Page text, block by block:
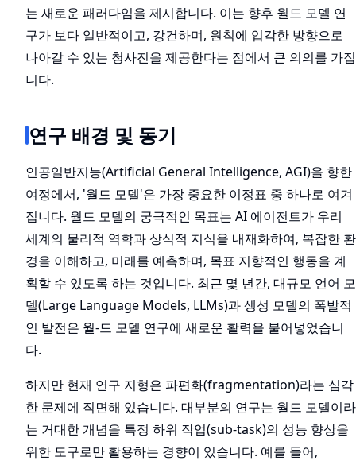
는 새로운 패러다임을 제시합니다. 이는 향후 월드 모델 연
구가 보다 일반적이고, 강건하며, 원칙에 입각한 방향으로
나아갈 수 있는 청사진을 제공한다는 점에서 큰 의의를 가집
니다.
연구 배경 및 동기
인공일반지능(Artificial General Intelligence, AGI)을 향한
여정에서, '월드 모델'은 가장 중요한 이정표 중 하나로 여겨
집니다. 월드 모델의 궁극적인 목표는 AI 에이전트가 우리
세계의 물리적 역학과 상식적 지식을 내재화하여, 복잡한 환
경을 이해하고, 미래를 예측하며, 목표 지향적인 행동을 계
획할 수 있도록 하는 것입니다. 최근 몇 년간, 대규모 언어 모
델(Large Language Models, LLMs)과 생성 모델의 폭발적
인 발전은 월-드 모델 연구에 새로운 활력을 불어넣었습니
다.
하지만 현재 연구 지형은 파편화(fragmentation)라는 심각
한 문제에 직면해 있습니다. 대부분의 연구는 월드 모델이라
는 거대한 개념을 특정 하위 작업(sub-task)의 성능 향상을
위한 도구로만 활용하는 경향이 있습니다. 예를 들어,